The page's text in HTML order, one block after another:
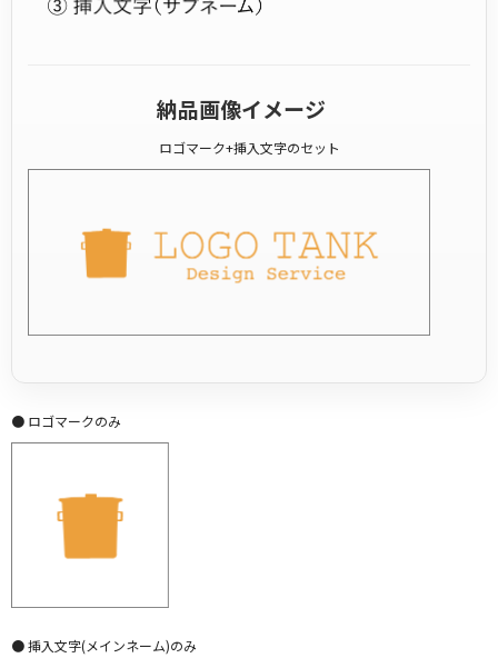
納品画像イメージ
ロゴマーク+挿入文字のセット
● ロゴマークのみ
● 挿入文字(メインネーム)のみ